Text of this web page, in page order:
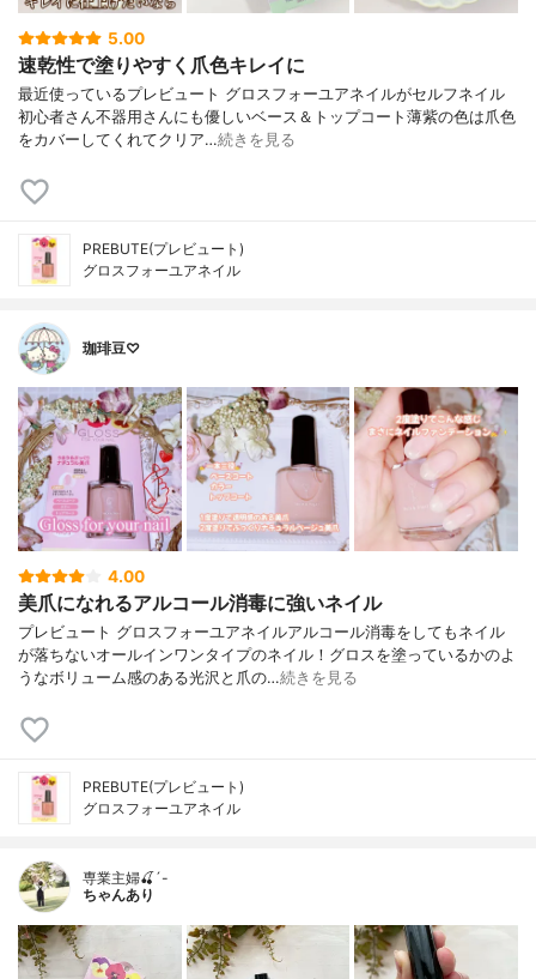
5.00
速乾性で塗りやすく爪色キレイに
最近使っている⁣プレビュート グロスフォーユアネイルがセルフネイル
初心者さん⁣不器用さんにも優しいベース＆トップコート⁣薄紫の色は爪色
をカバーしてくれて⁣クリア…続きを見る
PREBUTE(プレビュート)
グロスフォーユアネイル
珈琲豆♡
4.00
美爪になれるアルコール消毒に強いネイル
プレビュート グロスフォーユアネイルアルコール消毒をしてもネイル
が落ちないオールインワンタイプのネイル！グロスを塗っているかのよ
うなボリューム感のある光沢と爪の…続きを見る
PREBUTE(プレビュート)
グロスフォーユアネイル
専業主婦🍒´-
ちゃんあり